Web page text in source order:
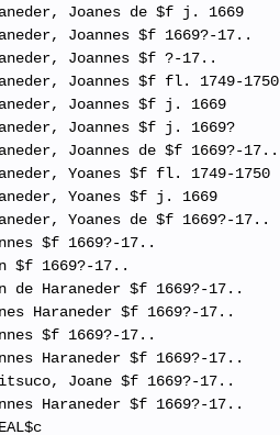
Joanes de $f j. 1669
Joannes $f 1669?-17..
Joannes $f ?-17..
Joannes $f fl. 1749-1750
Joannes $f j. 1669
Joannes $f j. 1669?
Joannes de $f 1669?-17..
Yoanes $f fl. 1749-1750
Yoanes $f j. 1669
Yoanes de $f 1669?-17..
$f 1669?-17..
$f 1669?-17..
de Haraneder $f 1669?-17..
Haraneder $f 1669?-17..
$f 1669?-17..
Haraneder $f 1669?-17..
Joane $f 1669?-17..
Haraneder $f 1669?-17..